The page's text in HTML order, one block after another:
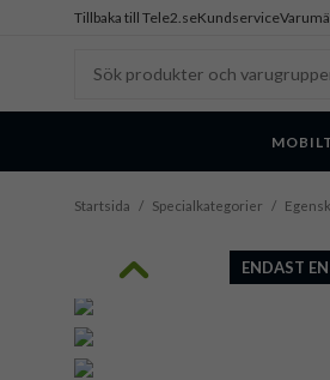
Tillbaka till Tele2.seKundservice
Startsida / Specialkategorier /
ENDAST